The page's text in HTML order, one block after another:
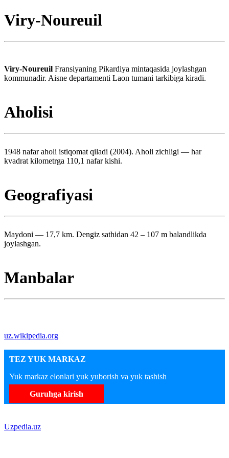
Viry-Noureuil
Viry-Noureuil Fransiyaning Pikardiya mintaqasida joylashgan
kommunadir. Aisne departamenti Laon tumani tarkibiga kiradi.
Aholisi
1948 nafar aholi istiqomat qiladi (2004). Aholi zichligi — har
kvadrat kilometrga 110,1 nafar kishi.
Geografiyasi
Maydoni — 17,7 km. Dengiz sathidan 42 – 107 m balandlikda
joylashgan.
Manbalar
uz.wikipedia.org
TEZ YUK MARKAZ
Yuk markaz elonlari yuk yuborish va yuk tashish
Guruhga kirish
Uzpedia.uz